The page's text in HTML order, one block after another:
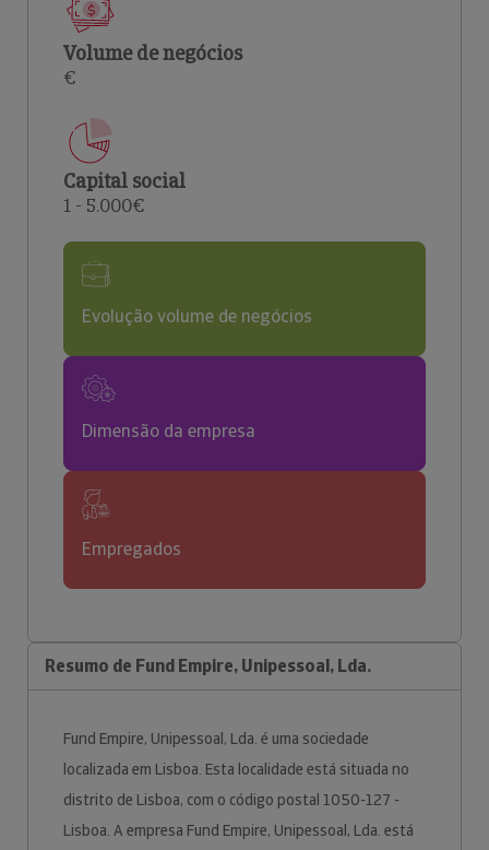
Volume de negócios
€
Capital social
1 - 5.000€
Evolução volume de negócios
Dimensão da empresa
Empregados
Resumo de Fund Empire, Unipessoal, Lda.
Fund Empire, Unipessoal, Lda. é uma sociedade
localizada em Lisboa. Esta localidade está situada no
distrito de Lisboa, com o código postal 1050-127 -
Lisboa. A empresa Fund Empire, Unipessoal, Lda. está